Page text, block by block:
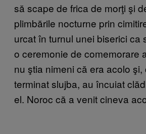
să scape de frica de morţi şi
plimbările nocturne prin
urcat în turnul unei biserici ca
o ceremonie de comemorare
nu ştia nimeni că era acolo şi,
terminat slujba, au încuiat
el. Noroc că a venit cineva